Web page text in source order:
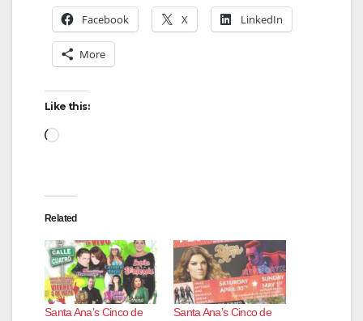
Facebook X LinkedIn
More
Like this:
Loading…
Related
Santa Ana’s Cinco de
Santa Ana’s Cinco de